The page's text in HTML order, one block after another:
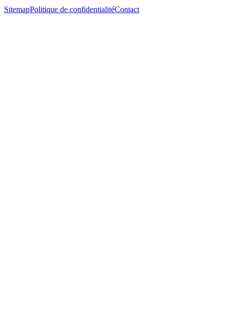
SitemapPolitique de confidentialitéContact